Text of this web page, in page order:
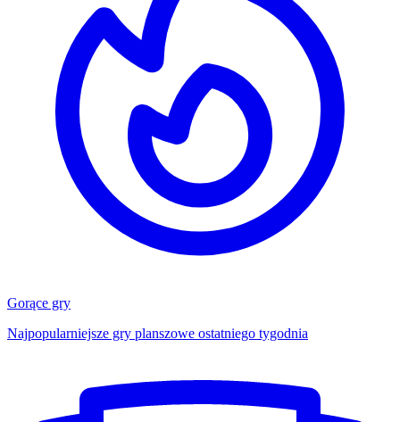
Gorące gry
Najpopularniejsze gry planszowe ostatniego tygodnia